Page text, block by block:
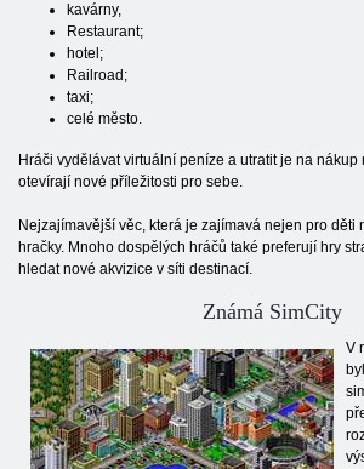
kavárny,
Restaurant;
hotel;
Railroad;
taxi;
celé město.
Hráči vydělávat virtuální peníze a utratit je na nákup
otevírají nové příležitosti pro sebe.
Nejzajímavější věc, která je zajímavá nejen pro děti
hračky. Mnoho dospělých hráčů také preferují hry
hledat nové akvizice v síti destinací.
Známá SimCity
V